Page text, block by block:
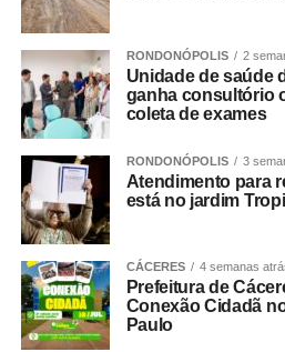
RONDONÓPOLIS 2
Unidade de saúde
ganha consultório
coleta de exames
RONDONÓPOLIS 3
Atendimento para
está no jardim
CÁCERES 4 semanas
Prefeitura de
Conexão Cidadã
Paulo